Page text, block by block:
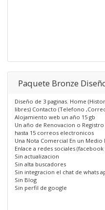
Paquete Bronze
Diseño de 3 paginas. Home
libres) Contacto (Telefono
Alojamiento web un año 15 gb
Un año de Renovacion o
hasta 15 correos electronicos
Una Nota Comercial En un Medio
Enlace a redes sociales
Sin actualizacion
Sin alta buscadores
Sin integracion el chat de whats
Sin Blog
Sin perfil de google